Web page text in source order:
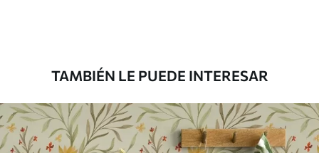
/m²
Premium
56 .67 34.00 €/m²
TAMBIÉN LE PUEDE INTERESAR